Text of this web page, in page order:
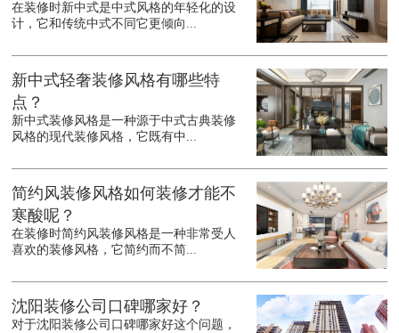
在装修时新中式是中式风格的年轻化的设
计，它和传统中式不同它更倾向...
新中式轻奢装修风格有哪些特
点？
新中式装修风格是一种源于中式古典装修
风格的现代装修风格，它既有中...
简约风装修风格如何装修才能不
寒酸呢？
在装修时简约风装修风格是一种非常受人
喜欢的装修风格，它简约而不简...
沈阳装修公司口碑哪家好？
对于沈阳装修公司口碑哪家好这个问题，